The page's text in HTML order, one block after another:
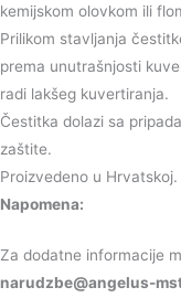
kemijskom olovkom ili
Prilikom stavljanja
prema unutrašnjosti
radi lakšeg kuvertiranja.
Čestitka dolazi sa
zaštite.
Proizvedeno u Hrvatskoj.
Napomena:
Za dodatne informacije
rh.tsm-
@ebzduran